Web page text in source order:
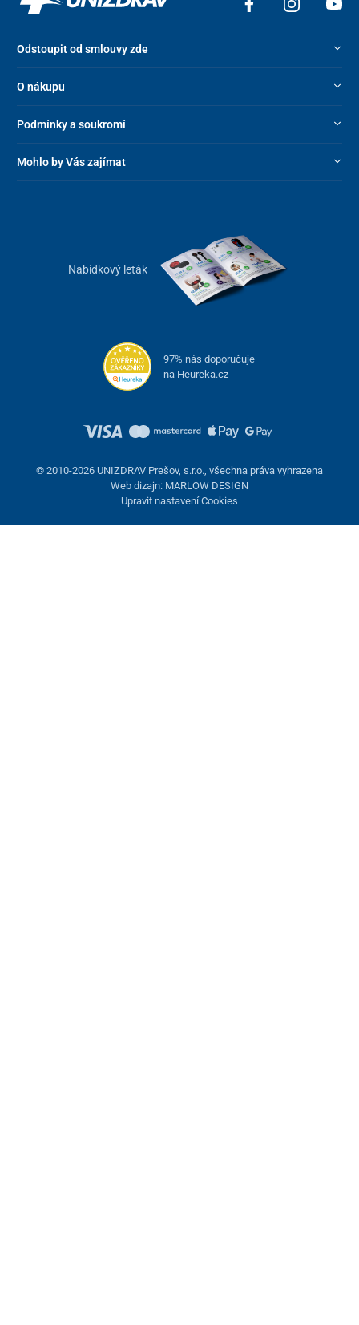
Odstoupit od smlouvy zde
O nákupu
Podmínky a soukromí
Mohlo by Vás zajímat
Nabídkový leták
97% nás doporučuje
na Heureka.cz
© 2010-2026 UNIZDRAV Prešov, s.r.o., všechna práva vyhrazena
Web dizajn: MARLOW DESIGN
Upravit nastavení Cookies